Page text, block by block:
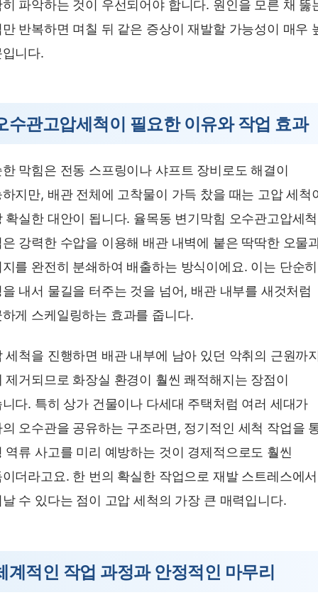
파악하는 것이 우선되어야 합니다. 원인을 모른 채 뚫
반복하면 며칠 뒤 같은 증상이 재발할 가능성이 매우
니다.
수관고압세척이 필요한 이유와 작업 효과
막힘은 전동 스프링이나 샤프트 장비로도 해결이
지만, 배관 전체에 고착물이 가득 찼을 때는 고압 세척
확실한 대안이 됩니다. 율목동 변기막힘 오수관고압세척
강력한 수압을 이용해 배관 내벽에 붙은 딱딱한 오물
를 완전히 분쇄하여 배출하는 방식이에요. 이는 단순히
내서 물길을 터주는 것을 넘어, 배관 내부를 새것처럼
게 스케일링하는 효과를 줍니다.
세척을 진행하면 배관 내부에 남아 있던 악취의 근원까
제거되므로 화장실 환경이 훨씬 쾌적해지는 장점이
다. 특히 상가 건물이나 다세대 주택처럼 여러 세대가
오수관을 공유하는 구조라면, 정기적인 세척 작업을
역류 사고를 미리 예방하는 것이 경제적으로도 훨씬
더라고요. 한 번의 확실한 작업으로 재발 스트레스에서
수 있다는 점이 고압 세척의 가장 큰 매력입니다.
계적인 작업 과정과 안정적인 마무리